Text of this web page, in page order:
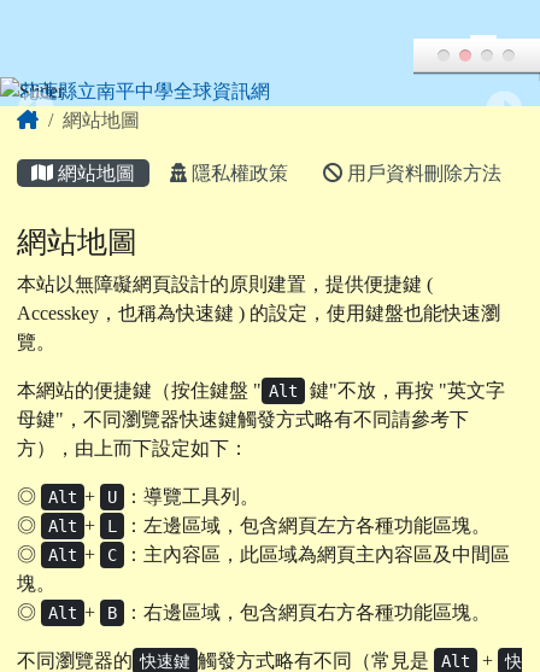
主內容區域
Home網站地圖
網站地圖 隱私權政策 用戶資料刪除方法
網站地圖
本站以無障礙網頁設計的原則建置，提供便捷鍵 (
Accesskey，也稱為快速鍵 ) 的設定，使用鍵盤也能快速瀏
覽。
本網站的便捷鍵（按住鍵盤 " Alt
鍵"不放，再按 "英文字
母鍵"，不同瀏覽器快速鍵觸發方式略有不同請參考下
方），由上而下設定如下：
◎ Alt + U
：導覽工具列。
◎
Alt + L
：左邊區域，包含網頁左方各種功能區塊。
◎
Alt + C
：主內容區，此區域為網頁主內容區及中間區
塊。
◎
Alt + B ：右邊區域，包含網頁右方各種功能區塊。
不同瀏覽器的 快速鍵 觸發方式略有不同（常見是 Alt +
快
頁尾區域